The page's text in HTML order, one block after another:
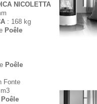
NICOLETTA
: 168 kg
Poêle
Poêle
Fonte
Poêle